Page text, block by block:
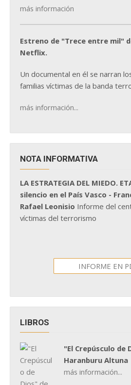
más información
Estreno de "Trece entre mil"
Netflix.
Un documental en él se narran
familias víctimas de la banda
más información...
NOTA INFORMATIVA
LA ESTRATEGIA DEL MIEDO.
silencio en el País Vasco -
Rafael Leonisio Informe del
víctimas del terrorismo
INFORME EN
LIBROS
"El Crepúsculo de
Haranburu Altuna
más información...